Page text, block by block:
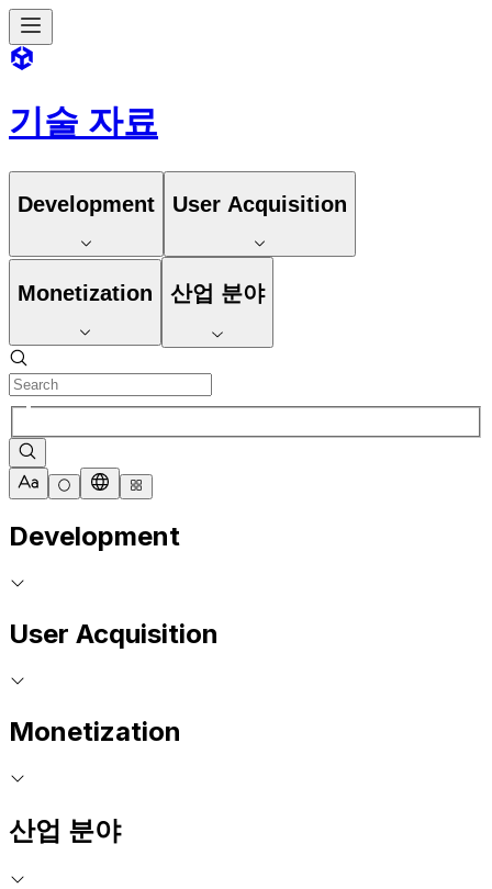
기술 자료
Development User Acquisition
Monetization 산업 분야
Development
User Acquisition
Monetization
산업 분야